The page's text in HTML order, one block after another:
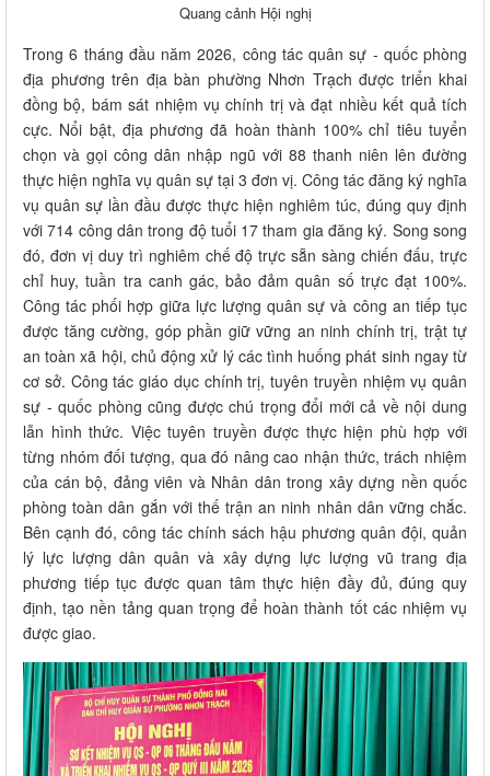
Quang cảnh Hội nghị
Trong 6 tháng đầu năm 2026, công tác quân sự - quốc phòng
địa phương trên địa bàn phường Nhơn Trạch được triển khai
đồng bộ, bám sát nhiệm vụ chính trị và đạt nhiều kết quả tích
cực. Nổi bật, địa phương đã hoàn thành 100% chỉ tiêu tuyển
chọn và gọi công dân nhập ngũ với 88 thanh niên lên đường
thực hiện nghĩa vụ quân sự tại 3 đơn vị. Công tác đăng ký nghĩa
vụ quân sự lần đầu được thực hiện nghiêm túc, đúng quy định
với 714 công dân trong độ tuổi 17 tham gia đăng ký. Song song
đó, đơn vị duy trì nghiêm chế độ trực sẵn sàng chiến đấu, trực
chỉ huy, tuần tra canh gác, bảo đảm quân số trực đạt 100%.
Công tác phối hợp giữa lực lượng quân sự và công an tiếp tục
được tăng cường, góp phần giữ vững an ninh chính trị, trật tự
an toàn xã hội, chủ động xử lý các tình huống phát sinh ngay từ
cơ sở. Công tác giáo dục chính trị, tuyên truyền nhiệm vụ quân
sự - quốc phòng cũng được chú trọng đổi mới cả về nội dung
lẫn hình thức. Việc tuyên truyền được thực hiện phù hợp với
từng nhóm đối tượng, qua đó nâng cao nhận thức, trách nhiệm
của cán bộ, đảng viên và Nhân dân trong xây dựng nền quốc
phòng toàn dân gắn với thế trận an ninh nhân dân vững chắc.
Bên cạnh đó, công tác chính sách hậu phương quân đội, quản
lý lực lượng dân quân và xây dựng lực lượng vũ trang địa
phương tiếp tục được quan tâm thực hiện đầy đủ, đúng quy
định, tạo nền tảng quan trọng để hoàn thành tốt các nhiệm vụ
được giao.